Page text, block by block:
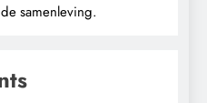
samenleving.